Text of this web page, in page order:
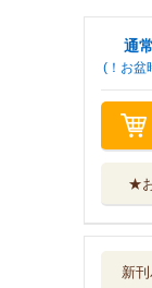
通
(！お盆
★
新